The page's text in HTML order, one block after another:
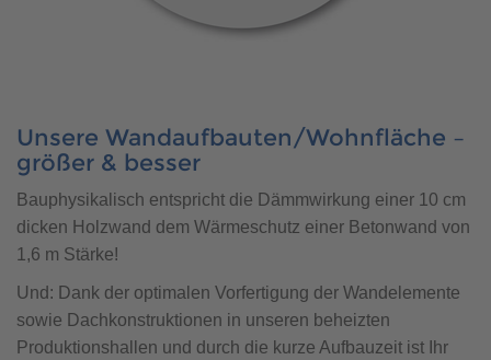
Unsere Wandaufbauten/Wohnfläche –
größer & besser
Bauphysikalisch entspricht die Dämmwirkung einer 10 cm
dicken Holzwand dem Wärmeschutz einer Betonwand von
1,6 m Stärke!
Und: Dank der optimalen Vorfertigung der Wandelemente
sowie Dachkonstruktionen in unseren beheizten
Produktionshallen und durch die kurze Aufbauzeit ist Ihr